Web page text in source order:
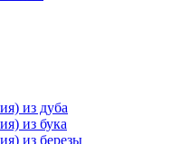
из дуба
из бука
из березы